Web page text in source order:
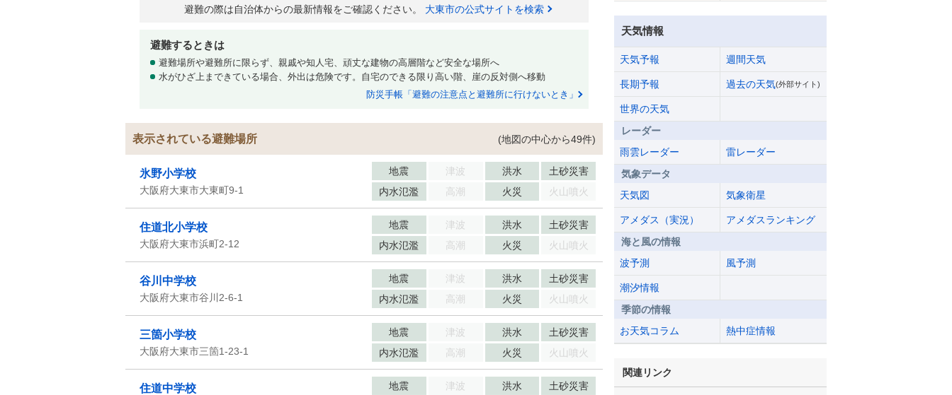
避難の際は自治体からの最新情報をご確認ください。 大東市の公式サイトを検索
避難するときは
避難場所や避難所に限らず、親戚や知人宅、頑丈な建物の高層階など安全な場所へ
水がひざ上まできている場合、外出は危険です。自宅のできる限り高い階、崖の反対側へ移動
防災手帳「避難の注意点と避難所に行けないとき」
表示されている避難場所 (地図の中心から49件)
氷野小学校
大阪府大東市大東町9-1
地震 津波 洪水
土砂災害
内水氾濫
高潮 火災 火山噴火
住道北小学校
大阪府大東市浜町2-12
地震 津波 洪水
土砂災害
内水氾濫
高潮 火災 火山噴火
谷川中学校
大阪府大東市谷川2-6-1
地震 津波 洪水
土砂災害
内水氾濫
高潮 火災 火山噴火
三箇小学校
大阪府大東市三箇1-23-1
地震 津波 洪水
土砂災害
内水氾濫
高潮 火災 火山噴火
住道中学校 地震 津波 洪水
土砂災害
天気情報
天気予報 週間天気
長期予報 過去の天気(外部サイト)
世界の天気
レーダー
雨雲レーダー
雷レーダー
気象データ
天気図
気象衛星
アメダス（実況）
アメダスランキング
海と風の情報
波予測
風予測
潮汐情報
季節の情報
お天気コラム
熱中症情報
関連リンク